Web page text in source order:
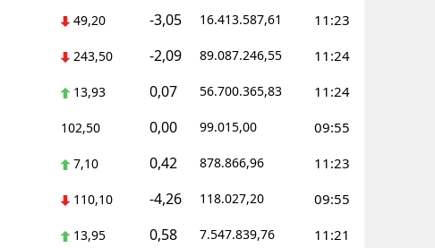
49,20 -3,05 16.413.587,61 11:23
243,50 -2,09 89.087.246,55 11:24
13,93 0,07 56.700.365,83 11:24
102,50 0,00 99.015,00 09:55
7,10 0,42 878.866,96 11:23
110,10 -4,26 118.027,20 09:55
13,95 0,58 7.547.839,76 11:21